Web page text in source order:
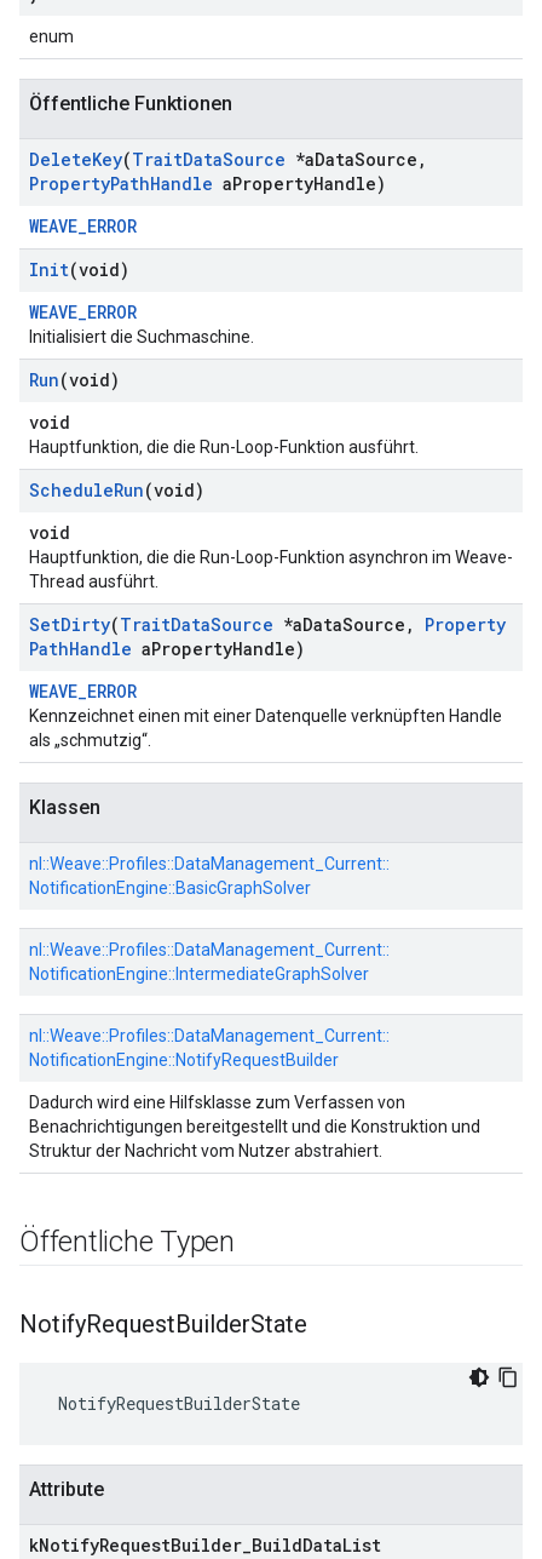
enum
Öffentliche Funktionen
DeleteKey(TraitDataSource *aDataSource ,
PropertyPathHandle aPropertyHandle)
WEAVE_ERROR
Init(void)
WEAVE_ERROR
Initialisiert die Suchmaschine.
Run(void)
void
Hauptfunktion, die die Run-Loop-Funktion ausführt.
ScheduleRun(void)
void
Hauptfunktion, die die Run-Loop-Funktion asynchron im Weave-
Thread ausführt.
SetDirty(TraitDataSource *aDataSource ,
Property
PathHandle aPropertyHandle)
WEAVE_ERROR
Kennzeichnet einen mit einer Datenquelle verknüpften Handle
als „schmutzig“.
Klassen
nl::Weave::Profiles::DataManagement_Current::
NotificationEngine::BasicGraphSolver
nl::Weave::Profiles::DataManagement_Current::
NotificationEngine:: IntermediateGraphSolver
nl::Weave::Profiles::DataManagement_Current::
NotificationEngine::NotifyRequestBuilder
Dadurch wird eine Hilfsklasse zum Verfassen von
Benachrichtigungen bereitgestellt und die Konstruktion und
Struktur der Nachricht vom Nutzer abstrahiert.
Öffentliche Typen
NotifyRequestBuilderState
NotifyRequestBuilderState
Attribute
kNotifyRequestBuilder BuildDataList